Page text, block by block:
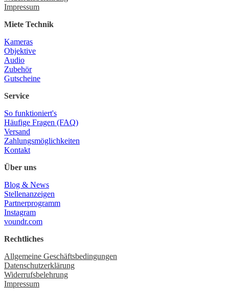
Impressum
Miete Technik
Kameras
Objektive
Audio
Zubehör
Gutscheine
Service
So funktioniert's
Häufige Fragen (FAQ)
Versand
Zahlungsmöglichkeiten
Kontakt
Über uns
Blog & News
Stellenanzeigen
Partnerprogramm
Instagram
voundr.com
Rechtliches
Allgemeine Geschäftsbedingungen
Datenschutzerklärung
Widerrufsbelehrung
Impressum